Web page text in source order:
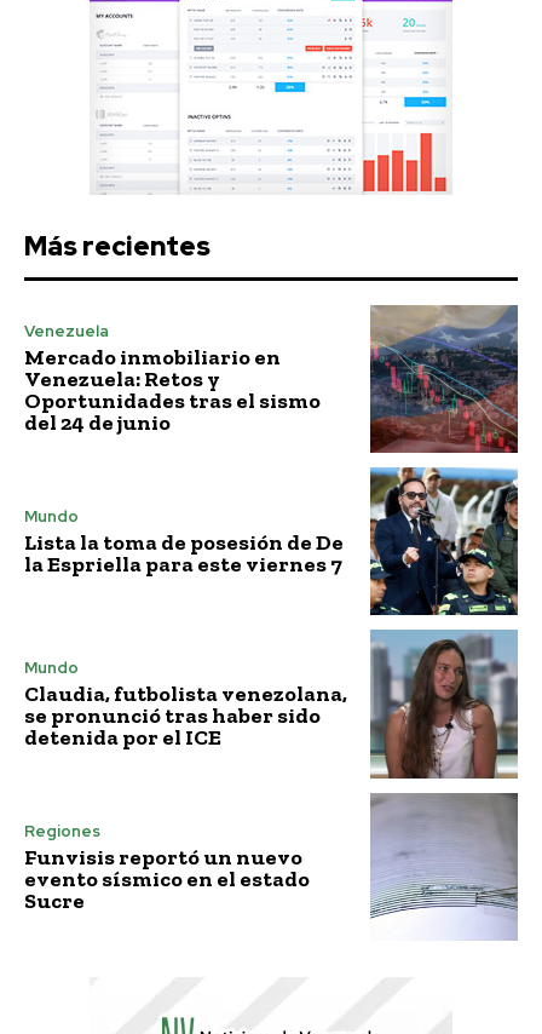
Más recientes
Venezuela
Mercado inmobiliario en
Venezuela: Retos y
Oportunidades tras el sismo
del 24 de junio
Mundo
Lista la toma de posesión de De
la Espriella para este viernes 7
Mundo
Claudia, futbolista venezolana,
se pronunció tras haber sido
detenida por el ICE
Regiones
Funvisis reportó un nuevo
evento sísmico en el estado
Sucre